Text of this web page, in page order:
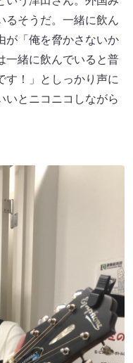
るそうだ。一緒に飲ん
が「俺を脅かさないか
一緒に飲んでいると普
す！」としっかり声に
いとニコニコしながら